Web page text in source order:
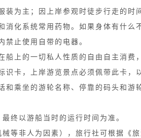
为主；因上岸参观时徒步行走的时
消化系统常用药物。如果身体有什么
禁止使用自带的电器。
上的一切私人性质的自由自主消费
识卡，上岸游览景点必须佩带此卡
和乘坐的游轮名称、停靠的码头和游
终以游船当时的运行时间为准。
等非人为因素），旅行社可根据《旅